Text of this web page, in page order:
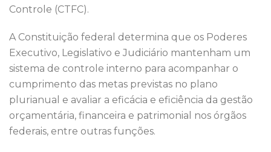
Controle (CTFC).
A Constituição federal determina que os Poderes
Executivo, Legislativo e Judiciário mantenham um
sistema de controle interno para acompanhar o
cumprimento das metas previstas no plano
plurianual e avaliar a eficácia e eficiência da gestão
orçamentária, financeira e patrimonial nos órgãos
federais, entre outras funções.